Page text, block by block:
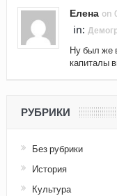
Елена on
in:
Ну был же
капиталы
РУБРИКИ
Без рубрики
История
Культура